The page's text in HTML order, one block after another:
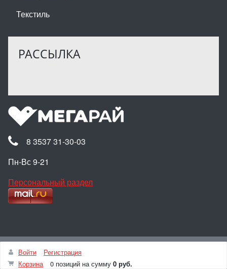
Текстиль
РАССЫЛКА
8 3537 31-30-03
Пн-Вс 9-21
Персональный раздел
© Интернет-магазин МЕГАРАЙ, 2025
Войти
Регистрация
Корзина
0 позиций на сумму 0 руб.